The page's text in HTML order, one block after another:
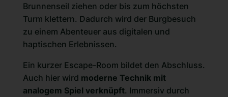
Brunnenseil ziehen oder bis zum höchsten
Turm klettern. Dadurch wird der Burgbesuch
zu einem Abenteuer aus digitalen und
haptischen Erlebnissen.
Ein kurzer Escape-Room bildet den Abschluss.
Auch hier wird moderne Technik mit
analogem Spiel verknüpft. Immersiv durch